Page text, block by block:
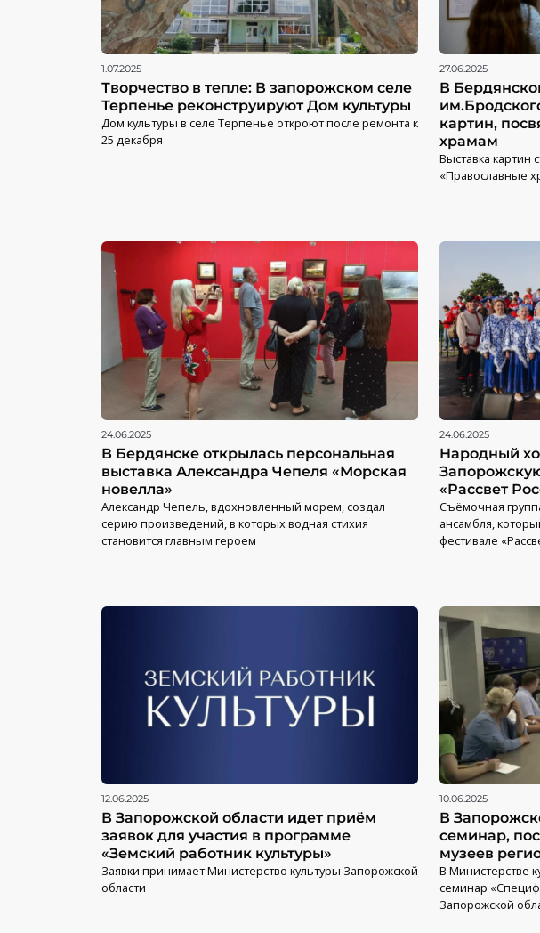
1.07.2025
Творчество в тепле: В запорожском селе
Терпенье реконструируют Дом культуры
Дом культуры в селе Терпенье откроют после ремонта к
25 декабря
27.06.2025
В
картин,
храмам
Выставка картин
«Православные
24.06.2025
В Бердянске открылась персональная
выставка Александра Чепеля «Морская
новелла»
Александр Чепель, вдохновленный морем, создал
серию произведений, в которых водная стихия
становится главным героем
24.06.2025
Народный
«Рассвет
Съёмочная
ансамбля,
фестивале
12.06.2025
В Запорожской области идет приём
заявок для участия в программе
«Земский работник культуры»
Заявки принимает Министерство культуры Запорожской
области
10.06.2025
В
семинар,
музеев
В Министерстве
семинар
Запорожской